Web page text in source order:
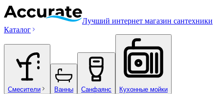
Лучший интернет магазин сантехники
Каталог
Смесители Ванны Санфаянс Кухонные мойки